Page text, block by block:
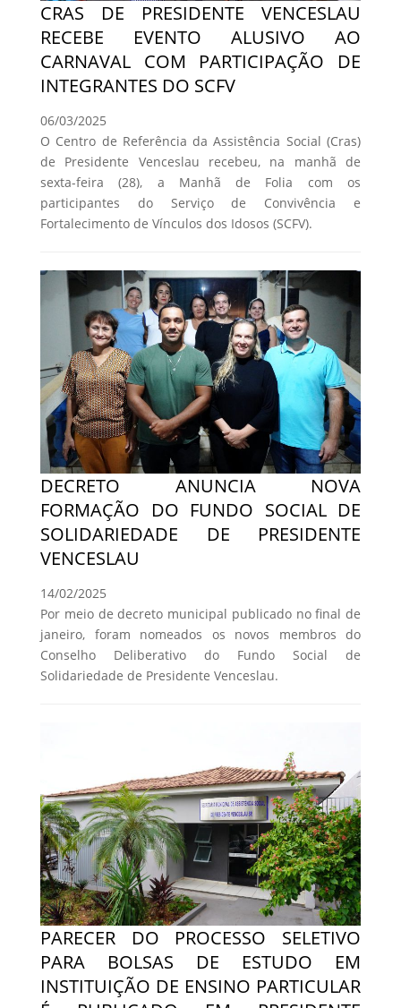
CRAS DE PRESIDENTE VENCESLAU
RECEBE EVENTO ALUSIVO AO
CARNAVAL COM PARTICIPAÇÃO DE
INTEGRANTES DO SCFV
06/03/2025
O Centro de Referência da Assistência Social (Cras)
de Presidente Venceslau recebeu, na manhã de
sexta-feira (28), a Manhã de Folia com os
participantes do Serviço de Convivência e
Fortalecimento de Vínculos dos Idosos (SCFV).
DECRETO ANUNCIA NOVA
FORMAÇÃO DO FUNDO SOCIAL DE
SOLIDARIEDADE DE PRESIDENTE
VENCESLAU
14/02/2025
Por meio de decreto municipal publicado no final de
janeiro, foram nomeados os novos membros do
Conselho Deliberativo do Fundo Social de
Solidariedade de Presidente Venceslau.
PARECER DO PROCESSO SELETIVO
PARA BOLSAS DE ESTUDO EM
INSTITUIÇÃO DE ENSINO PARTICULAR